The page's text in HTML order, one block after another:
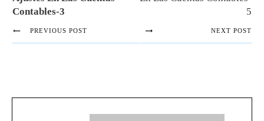
Contables-3
5
PREVIOUS POST NEXT POST